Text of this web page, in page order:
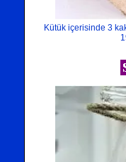
Kütük içerisinde 3